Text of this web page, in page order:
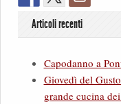
Articoli recenti
Capodanno a
Giovedì del
grande cucina